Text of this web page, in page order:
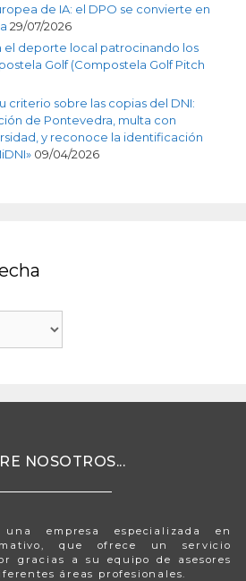
de IA: el DPO se convierte en
29/07/2026
el deporte local patrocinando los
Golf (Compostela Golf Pitch
criterio sobre las copias del DNI:
de Pontevedra, multa con
y reconoce la identificación
09/04/2026
NOSOTROS...
empresa especializada en
que ofrece un servicio
gracias a su equipo de asesores
áreas profesionales.